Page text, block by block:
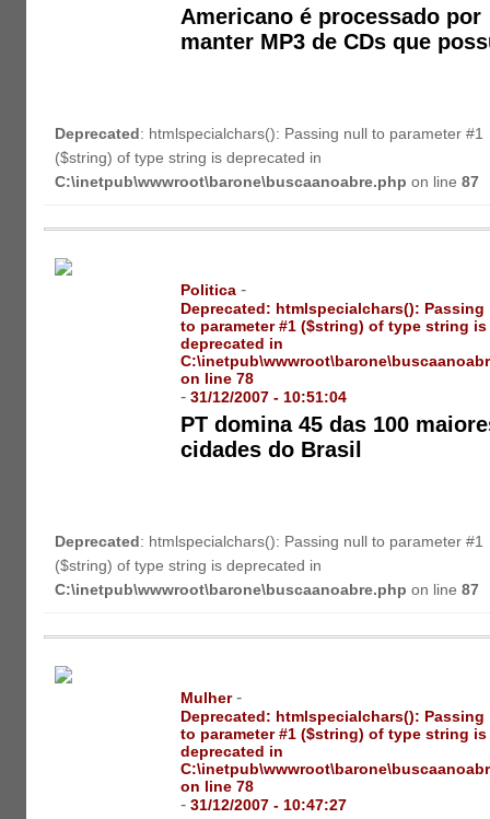
Americano é processado por
manter MP3 de CDs que
Deprecated: htmlspecialchars(): Passing null to parameter #1
($string) of type string is deprecated in
C:\inetpub\wwwroot\barone\buscaanoabre.php on line87
Politica -
Deprecated: htmlspecialchars(): Passing
to parameter #1 ($string) of type string is
deprecated in
on line78
-31/12/2007 - 10:51:04
PT domina 45 das 100
cidades do Brasil
Deprecated: htmlspecialchars(): Passing null to parameter #1
($string) of type string is deprecated in
C:\inetpub\wwwroot\barone\buscaanoabre.php on line87
Mulher-
Deprecated: htmlspecialchars(): Passing
to parameter #1 ($string) of type string is
deprecated in
on line78
-31/12/2007 - 10:47:27